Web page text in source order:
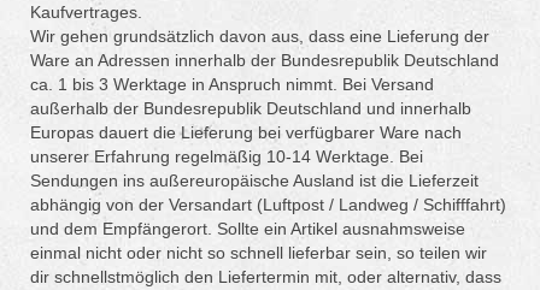
Kaufvertrages.
Wir gehen grundsätzlich davon aus, dass eine Lieferung der
Ware an Adressen innerhalb der Bundesrepublik Deutschland
ca. 1 bis 3 Werktage in Anspruch nimmt. Bei Versand
außerhalb der Bundesrepublik Deutschland und innerhalb
Europas dauert die Lieferung bei verfügbarer Ware nach
unserer Erfahrung regelmäßig 10-14 Werktage. Bei
Sendungen ins außereuropäische Ausland ist die Lieferzeit
abhängig von der Versandart (Luftpost / Landweg / Schifffahrt)
und dem Empfängerort. Sollte ein Artikel ausnahmsweise
einmal nicht oder nicht so schnell lieferbar sein, so teilen wir
dir schnellstmöglich den Liefertermin mit, oder alternativ, dass